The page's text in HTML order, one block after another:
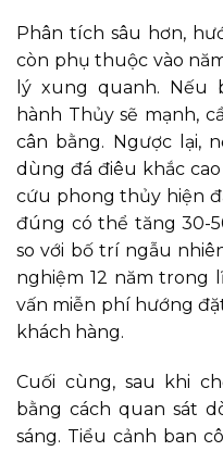
Phân tích sâu hơn,
còn phụ thuộc vào
lý xung quanh. Nếu
hành Thủy sẽ mạnh,
cân bằng. Ngược lại,
dùng đá điêu khắc
cứu phong thủy hiện
đúng có thể tăng 30-
so với bố trí ngẫu
nghiệm 12 năm
vấn miễn phí hướng
khách hàng.
Cuối cùng, sau khi
bằng cách quan sát
sáng. Tiểu cảnh ban